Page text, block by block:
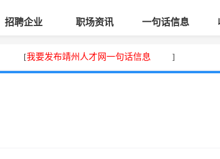
招聘企业 职场资讯 一句话信息
[我要发布靖州人才网一句话信息 ]